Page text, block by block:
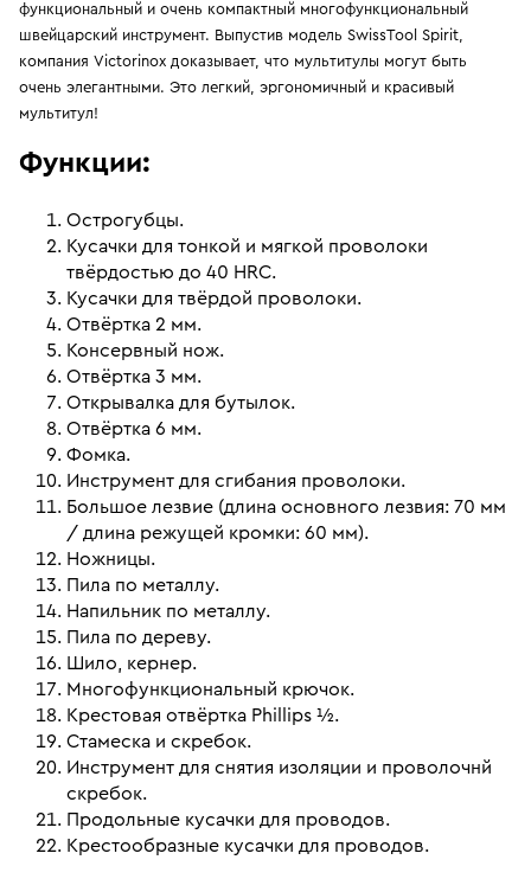
функциональный и очень компактный многофункциональный
швейцарский инструмент. Выпустив модель SwissTool Spirit,
компания Victorinox доказывает, что мультитулы могут быть
очень элегантными. Это легкий, эргономичный и красивый
мультитул!
Функции:
Острогубцы.
Кусачки для тонкой и мягкой проволоки
твёрдостью до 40 HRC.
Кусачки для твёрдой проволоки.
Отвёртка 2 мм.
Консервный нож.
Отвёртка 3 мм.
Открывалка для бутылок.
Отвёртка 6 мм.
Фомка.
Инструмент для сгибания проволоки.
Большое лезвие (длина основного лезвия: 70 мм
/ длина режущей кромки: 60 мм).
Ножницы.
Пила по металлу.
Напильник по металлу.
Пила по дереву.
Шило, кернер.
Многофункциональный крючок.
Крестовая отвёртка Phillips ½.
Стамеска и скребок.
Инструмент для снятия изоляции и проволочнй
скребок.
Продольные кусачки для проводов.
Крестообразные кусачки для проводов.